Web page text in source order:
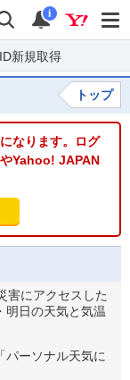
検索 通知
i
ID新規取得
トップ
なります。ログ
Yahoo! JAPAN
害にアクセスした
明日の天気と気温
パーソナル天気に